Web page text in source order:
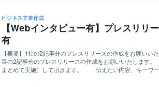
ビジネス文書作成
【Webインタビュー有】プレスリ
有
【概要】1社の2記事分のプレスリリースの作成をお
業の2記事分のプレスリリースの作成をお願いいたしま
まとめて実施）して頂きます。 伝えたい内容、キー